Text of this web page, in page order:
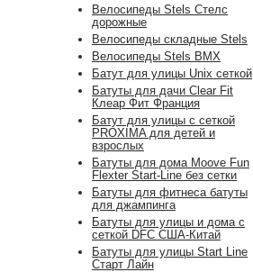
Велосипеды Stels Стелс
дорожные
Велосипеды складные Stels
Велосипеды Stels BMX
Батут для улицы Unix сеткой
Батуты для дачи Clear Fit
Клеар Фит Франция
Батут для улицы с сеткой
PROXIMA для детей и
взрослых
Батуты для дома Moove Fun
Flexter Start-Line без сетки
Батуты для фитнеса батуты
для джампинга
Батуты для улицы и дома с
сеткой DFC США-Китай
Батуты для улицы Start Line
Старт Лайн